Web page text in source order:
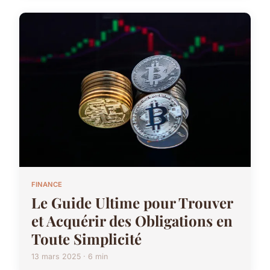
FINANCE
Le Guide Ultime pour Trouver
et Acquérir des Obligations en
Toute Simplicité
13 mars 2025 · 6 min